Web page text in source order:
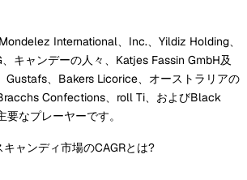
International、Inc.、Yildiz Holding、
キャンデーの人々、Katjes Fassin GmbH及
Gustafs、Bakers Licorice、オーストラリアの
Confections、roll Ti、およびBlack
なプレーヤーです。
ャンディ市場のCAGRとは?